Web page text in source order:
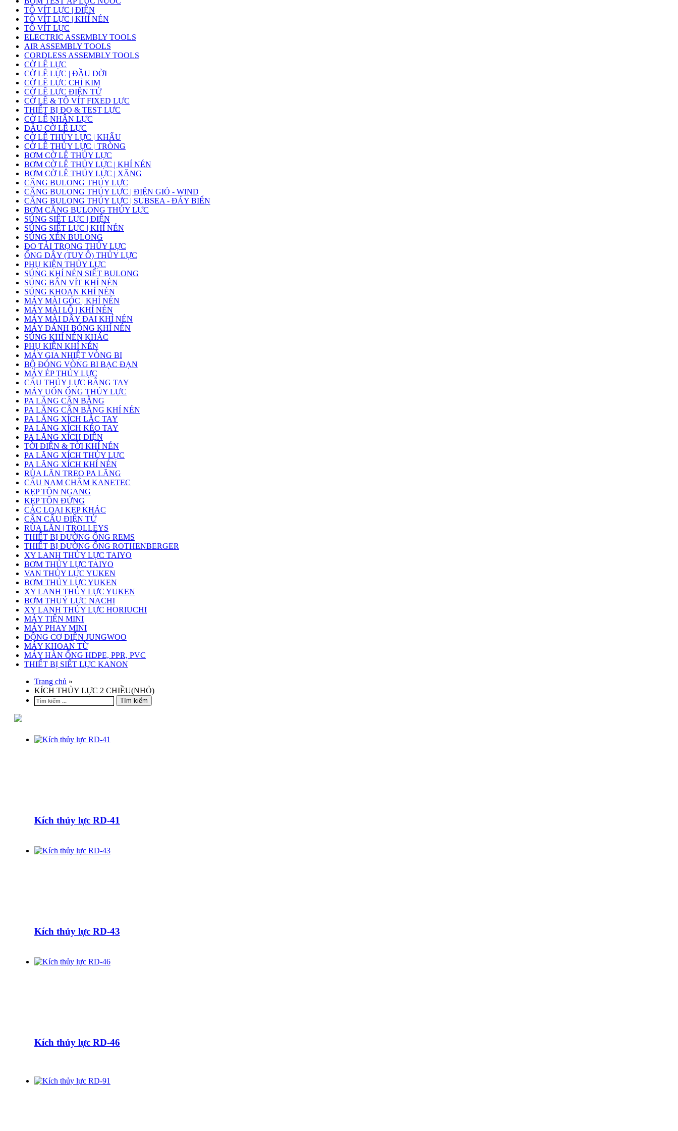
TÔ VÍT LỰC | ĐIỆN
TÔ VÍT LỰC | KHÍ NÉN
TÔ VÍT LỰC
ELECTRIC ASSEMBLY TOOLS
AIR ASSEMBLY TOOLS
CORDLESS ASSEMBLY TOOLS
CỜ LÊ LỰC
CỜ LÊ LỰC | ĐẦU DỜI
CỜ LÊ LỰC CHỈ KIM
CỜ LÊ LỰC ĐIỆN TỬ
CỜ LÊ & TÔ VÍT FIXED LỰC
THIẾT BỊ ĐO & TEST LỰC
CỜ LÊ NHÂN LỰC
ĐẦU CỜ LÊ LỰC
CỜ LÊ THỦY LỰC | KHẨU
CỜ LÊ THỦY LỰC | TRÒNG
BƠM CỜ LÊ THỦY LỰC
BƠM CỜ LÊ THỦY LỰC | KHÍ NÉN
BƠM CỜ LÊ THỦY LỰC | XĂNG
CĂNG BULONG THỦY LỰC
CĂNG BULONG THỦY LỰC | ĐIỆN GIÓ - WIND
CĂNG BULONG THỦY LỰC | SUBSEA - ĐÁY BIỂN
BƠM CĂNG BULONG THỦY LỰC
SÚNG SIẾT LỰC | ĐIỆN
SÚNG SIẾT LỰC | KHÍ NÉN
SÚNG XÉN BULONG
ĐO TẢI TRỌNG THỦY LỰC
ỐNG DÂY (TUY Ô) THỦY LỰC
PHỤ KIỆN THỦY LỰC
SÚNG KHÍ NÉN SIẾT BULONG
SÚNG BẮN VÍT KHÍ NÉN
SÚNG KHOAN KHÍ NÉN
MÁY MÀI GÓC | KHÍ NÉN
MÁY MÀI LỖ | KHÍ NÉN
MÁY MÀI DÂY ĐAI KHÍ NÉN
MÁY ĐÁNH BÓNG KHÍ NÉN
SÚNG KHÍ NÉN KHÁC
PHỤ KIỆN KHÍ NÉN
MÁY GIA NHIỆT VÒNG BI
BỘ ĐÓNG VÒNG BI BẠC ĐẠN
MÁY ÉP THỦY LỰC
CẨU THỦY LỰC BẰNG TAY
MÁY UỐN ỐNG THỦY LỰC
PA LĂNG CÂN BẰNG
PA LĂNG CÂN BẰNG KHÍ NÉN
PA LĂNG XÍCH LẮC TAY
PA LĂNG XÍCH KÉO TAY
PA LĂNG XÍCH ĐIỆN
TỜI ĐIỆN & TỜI KHÍ NÉN
PA LĂNG XÍCH THỦY LỰC
PA LĂNG XÍCH KHÍ NÉN
RÙA LĂN TREO PA LĂNG
CẨU NAM CHÂM KANETEC
KẸP TÔN NGANG
KẸP TÔN ĐỨNG
CÁC LOẠI KẸP KHÁC
CÂN CẨU ĐIỆN TỬ
RÙA LĂN | TROLLEYS
THIẾT BỊ ĐƯỜNG ỐNG REMS
THIẾT BỊ ĐƯỜNG ỐNG ROTHENBERGER
XY LANH THỦY LỰC TAIYO
BƠM THỦY LỰC TAIYO
VAN THỦY LỰC YUKEN
BƠM THỦY LỰC YUKEN
XY LANH THỦY LỰC YUKEN
BƠM THUỶ LỰC NACHI
XY LANH THỦY LỰC HORIUCHI
MÁY TIỆN MINI
MÁY PHAY MINI
ĐỘNG CƠ ĐIỆN JUNGWOO
MÁY KHOAN TỪ
MÁY HÀN ỐNG HDPE, PPR, PVC
THIẾT BỊ SIẾT LỰC KANON
Trang chủ »
KÍCH THỦY LỰC 2 CHIỀU(NHỎ)
Tìm kiếm
Kích thủy lực RD-41
Kích thủy lực RD-43
Kích thủy lực RD-46